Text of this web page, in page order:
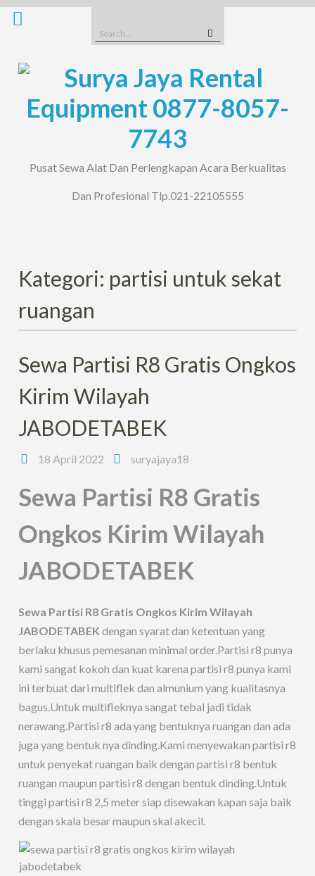
Skip
Search
for:
Pusat Sewa Alat Dan Perlengkapan Acara Berkualitas
Dan Profesional Tlp.021-22105555
Kategori: partisi untuk sekat
ruangan
Sewa Partisi R8 Gratis Ongkos
Kirim Wilayah
JABODETABEK
18 April 2022 suryajaya18
Sewa Partisi R8 Gratis
Ongkos Kirim Wilayah
JABODETABEK
Sewa Partisi R8 Gratis Ongkos Kirim Wilayah
JABODETABEKdengan syarat dan ketentuan yang
berlaku khusus pemesanan minimal order.Partisi r8 punya
kami sangat kokoh dan kuat karena partisi r8 punya kami
ini terbuat dari multiflek dan almunium yang kualitasnya
bagus.Untuk multifleknya sangat tebal jadi tidak
nerawang.Partisi r8 ada yang bentuknya ruangan dan ada
juga yang bentuk nya dinding.Kami menyewakan partisi r8
untuk penyekat ruangan baik dengan partisi r8 bentuk
ruangan maupun partisi r8 dengan bentuk dinding.Untuk
tinggi partisi r8 2,5 meter siap disewakan kapan saja baik
dengan skala besar maupun skal akecil.